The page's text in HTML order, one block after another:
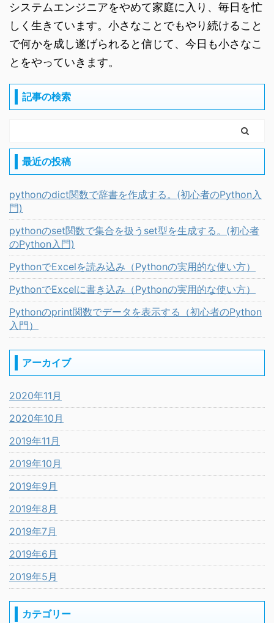
システムエンジニアをやめて家庭に入り、毎日を忙
しく生きています。小さなことでもやり続けること
で何かを成し遂げられると信じて、今日も小さなこ
とをやっていきます。
記事の検索
最近の投稿
pythonのdict関数で辞書を作成する。(初心者のPython入
門)
pythonのset関数で集合を扱うset型を生成する。(初心者
のPython入門)
PythonでExcelを読み込み（Pythonの実用的な使い方）
PythonでExcelに書き込み（Pythonの実用的な使い方）
Pythonのprint関数でデータを表示する（初心者のPython
入門）
アーカイブ
2020年11月
2020年10月
2019年11月
2019年10月
2019年9月
2019年8月
2019年7月
2019年6月
2019年5月
カテゴリー